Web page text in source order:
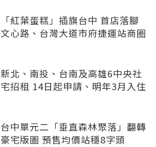
「紅葉蛋糕」插旗台中 首店落腳
文心路、台灣大道市府捷運站商圈
新北、南投、台南及高雄6中央社
宅招租 14日起申請、明年3月入住
台中單元二「垂直森林聚落」翻轉
豪宅版圖 預售均價站穩8字頭